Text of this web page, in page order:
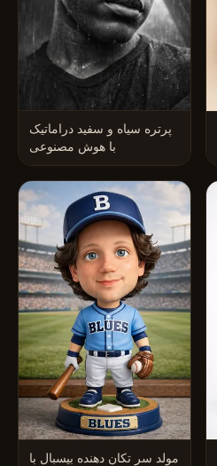
پرتره سیاه و سفید دراماتیک
با هوش مصنوعی
مولد سر تکان دهنده بیسبال با